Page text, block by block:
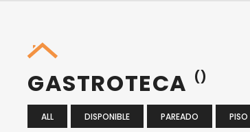
GASTROTECA ()
ALL DISPONIBLE PAREADO PISO